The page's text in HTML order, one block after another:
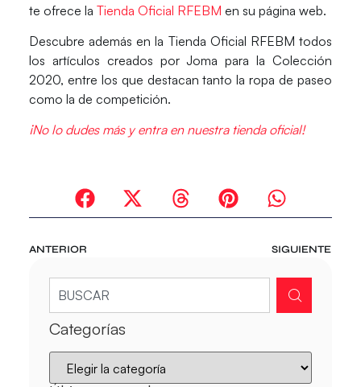
te ofrece la Tienda Oficial RFEBM en su página web.
Descubre además en la Tienda Oficial RFEBM todos
los artículos creados por Joma para la Colección
2020, entre los que destacan tanto la ropa de paseo
como la de competición.
¡No lo dudes más y entra en nuestra tienda oficial!
ANTERIOR SIGUIENTE
Categorías